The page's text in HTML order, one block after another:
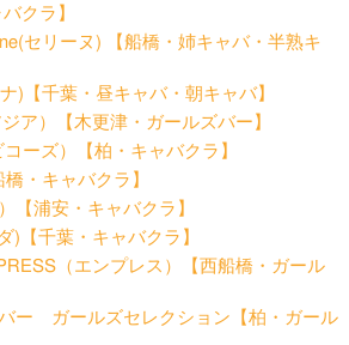
クラ】
セリーヌ) 【船橋・姉キャバ・半熟キ
)【千葉・昼キャバ・朝キャバ】
ア）【木更津・ガールズバー】
ーズ）【柏・キャバクラ】
・キャバクラ】
【浦安・キャバクラ】
)【千葉・キャバクラ】
（エンプレス）【西船橋・ガール
バー ガールズセレクション【柏・ガール